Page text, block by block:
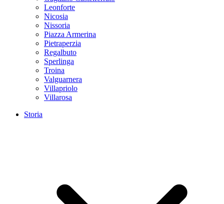
Leonforte
Nicosia
Nissoria
Piazza Armerina
Pietraperzia
Regalbuto
Sperlinga
Troina
Valguarnera
Villapriolo
Villarosa
Storia